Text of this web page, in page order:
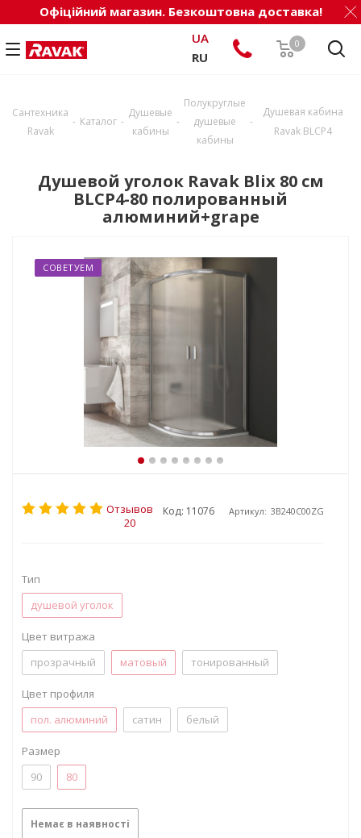
Офіційний магазин. Безкоштовна доставка!
0
UA
RU
Сантехника
Ravak
- Каталог -
Душевые
кабины
-
Полукруглые
душевые
кабины
-
Душевая кабина
Ravak BLCP4
Душевой уголок Ravak Blix 80 см
BLCP4-80 полированный
алюминий+grape
СОВЕТУЕМ
Отзывов
20
Код: 11076 Артикул: 3B240C00ZG
Тип
душевой уголок
Цвет витража
прозрачный
матовый тонированный
Цвет профиля
пол. алюминий
сатин белый
Размер
90
80
Немає в наявності